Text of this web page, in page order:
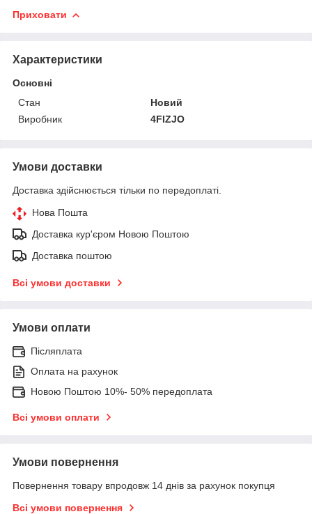
Приховати
Характеристики
Основні
Стан
Новий
Виробник
4FIZJO
Умови доставки
Доставка здійснюється тільки по передоплаті.
Нова Пошта
Доставка кур'єром Новою Поштою
Доставка поштою
Всі умови доставки
Умови оплати
Післяплата
Оплата на рахунок
Новою Поштою 10%- 50% передоплата
Всі умови оплати
Умови повернення
Повернення товару впродовж 14 днів за рахунок покупця
Всі умови повернення